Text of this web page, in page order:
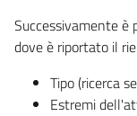
Successivamente è
dove è riportato il
Tipo (ricerca
Estremi